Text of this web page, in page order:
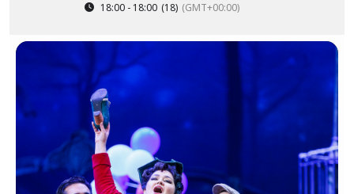
18:00 - 18:00 (18) (GMT+00:00)